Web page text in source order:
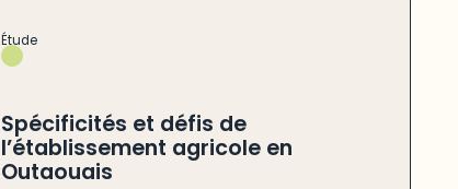
Étude
Spécificités et défis de
l’établissement agricole en
Outaouais